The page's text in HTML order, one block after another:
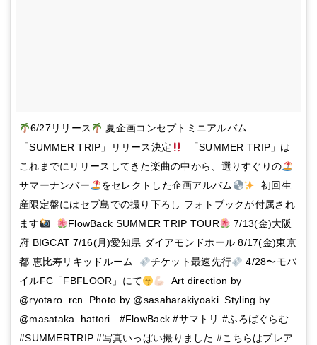
6/27リリース
夏企画コンセプトミニアルバム
「SUMMER TRIP」リリース決定
「SUMMER TRIP」は
これまでにリリースしてきた楽曲の中から、選りすぐりの
サマーナンバー
をセレクトした企画アルバム
初回生
産限定盤にはセブ島での撮り下ろし フォトブックが付属され
ます
FlowBack SUMMER TRIP TOUR
7/13(金)大阪
府 BIGCAT 7/16(月)愛知県 ダイアモンドホール 8/17(金)東京
都 恵比寿リキッドルーム
チケット最速先行
4/28〜モバ
イルFC「FBFLOOR」にて
Art direction by
@ryotaro_rcn Photo by @sasaharakiyoaki Styling by
@masataka_hattori #FlowBack #サマトリ #ふろばぐらむ
#SUMMERTRIP #写真いっぱい撮りました #こちらはプレア